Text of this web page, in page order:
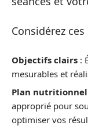
Considérez
Objectifs clairs :
mesurables et
Plan nutritionnel
approprié pour
optimiser vos